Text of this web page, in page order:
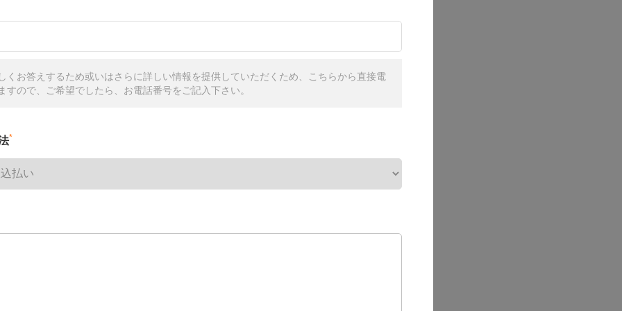
くお答えするため或いはさらに詳しい情報を提供していただくため、こちらから直接電
すので、ご希望でしたら、お電話番号をご記入下さい。
*